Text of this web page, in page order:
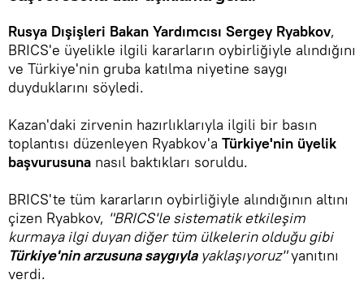
Rusya Dışişleri Bakan Yardımcısı Sergey Ryabkov,
BRICS'e üyelikle ilgili kararların oybirliğiyle alındığını
ve Türkiye'nin gruba katılma niyetine saygı
duyduklarını söyledi.
Kazan'daki zirvenin hazırlıklarıyla ilgili bir basın
toplantısı düzenleyen Ryabkov'a Türkiye'nin üyelik
başvurusuna nasıl baktıkları soruldu.
BRICS'te tüm kararların oybirliğiyle alındığının altını
çizen Ryabkov, "BRICS'le sistematik etkileşim
kurmaya ilgi duyan diğer tüm ülkelerin olduğu gibi
Türkiye'nin arzusuna saygıyla yaklaşıyoruz"yanıtını
verdi.